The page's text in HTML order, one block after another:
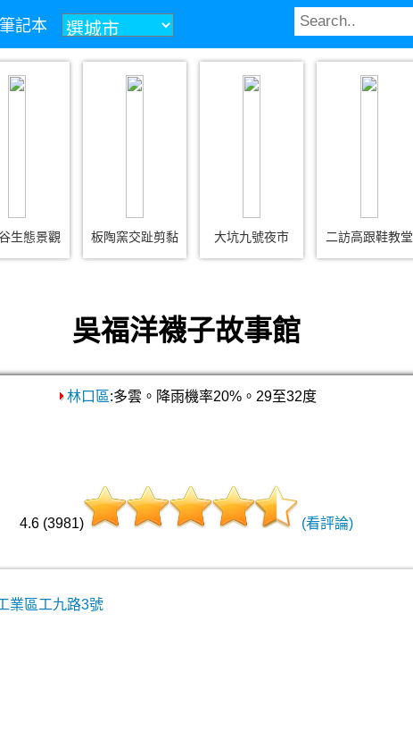
記本
生態景觀 板陶窯交趾剪黏 大坑九號夜市 二訪高跟鞋教堂
吳福洋襪子故事館
林口區:多雲。降雨機率20%。29至32度
4.6 (3981) (看評論)
業區工九路3號